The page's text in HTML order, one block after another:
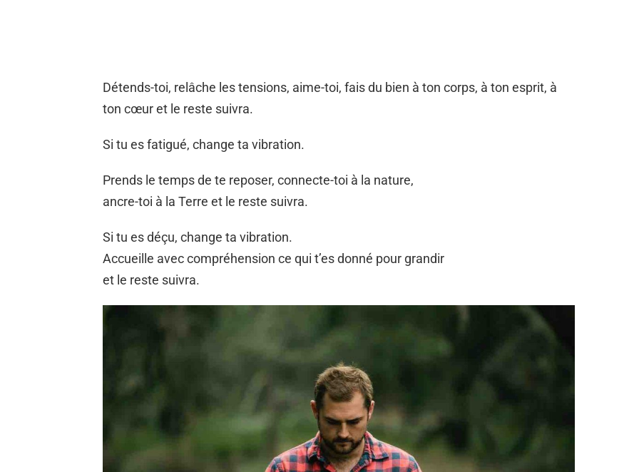
Détends-toi, relâche les tensions, aime-toi, fais du bien à ton corps, à ton esprit, à
ton cœur et le reste suivra.
Si tu es fatigué, change ta vibration.
Prends le temps de te reposer, connecte-toi à la nature,
ancre-toi à la Terre et le reste suivra.
Si tu es déçu, change ta vibration.
Accueille avec compréhension ce qui t’es donné pour grandir
et le reste suivra.